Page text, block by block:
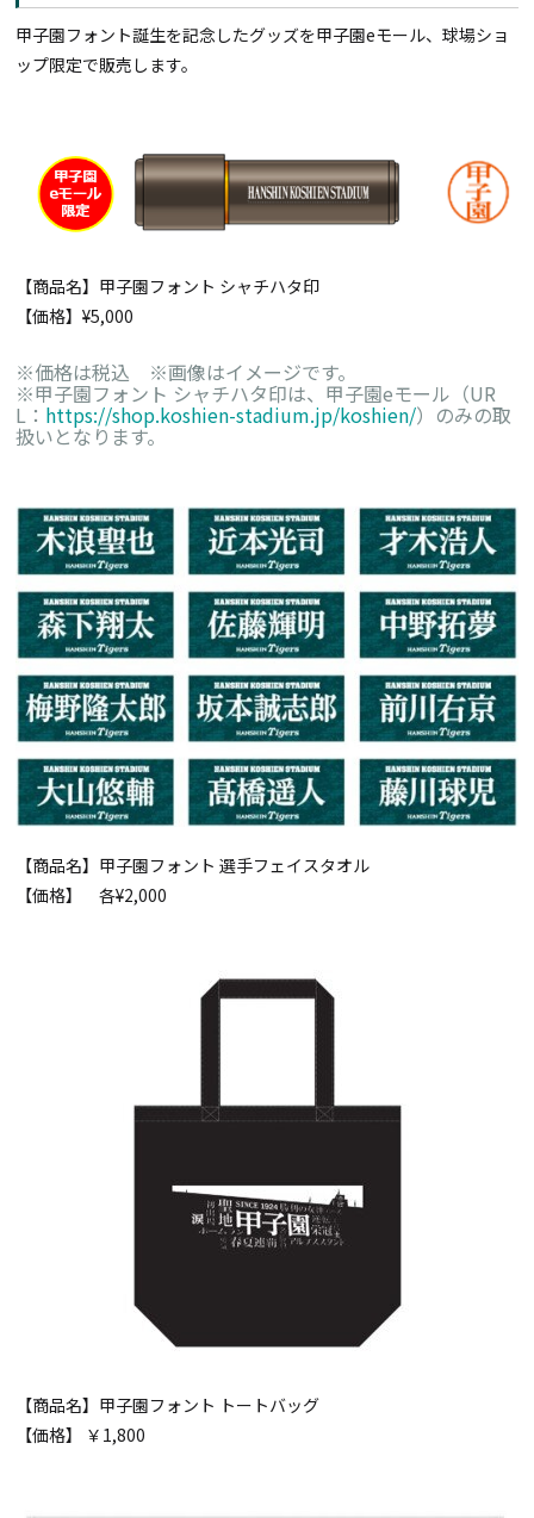
甲子園フォント誕生を記念したグッズを甲子園eモール、球場ショ
ップ限定で販売します。
【商品名】甲子園フォント シャチハタ印
【価格】¥5,000
※価格は税込 ※画像はイメージです。
※甲子園フォント シャチハタ印は、甲子園eモール（UR
L： https://shop.koshien-stadium.jp/koshien/）のみの取
扱いとなります。
【商品名】甲子園フォント 選手フェイスタオル
【価格】 各¥2,000
【商品名】甲子園フォント トートバッグ
【価格】 ￥1,800